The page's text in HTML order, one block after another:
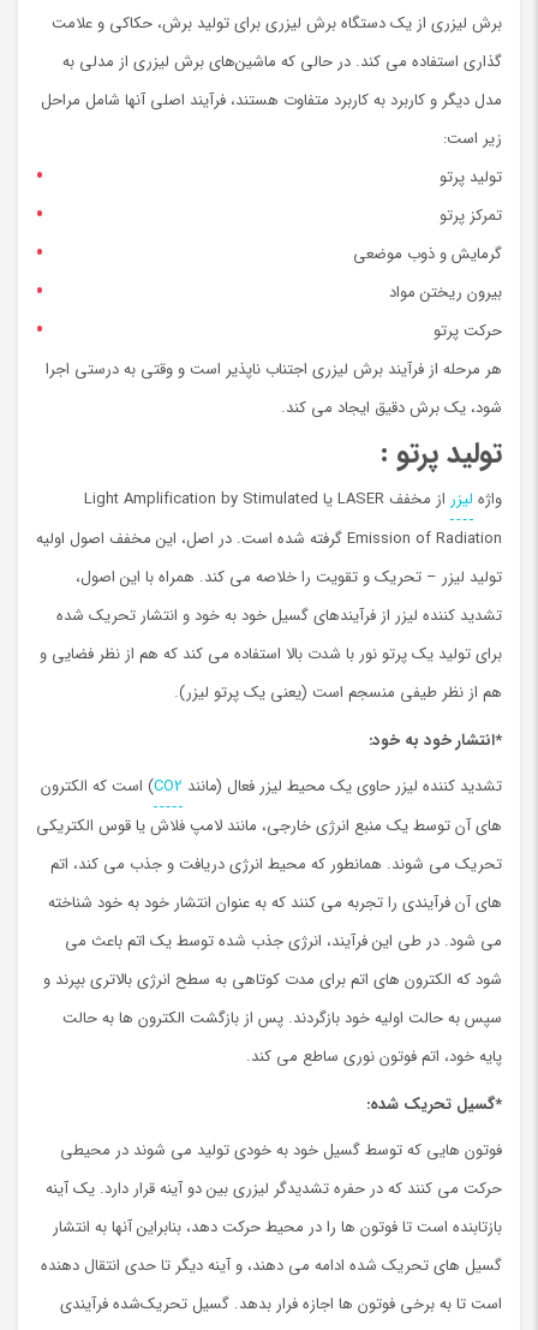
برش لیزری از یک دستگاه برش لیزری برای تولید برش، حکاکی و علامت
گذاری استفاده می کند. در حالی که ماشین‌های برش لیزری از مدلی به
مدل دیگر و کاربرد به کاربرد متفاوت هستند، فرآیند اصلی آنها شامل مراحل
زیر است:
تولید پرتو
تمرکز پرتو
گرمایش و ذوب موضعی
بیرون ریختن مواد
حرکت پرتو
هر مرحله از فرآیند برش لیزری اجتناب ناپذیر است و وقتی به درستی اجرا
شود، یک برش دقیق ایجاد می کند.
توليد پرتو :
واژه لیزر
از مخفف LASER یا Light Amplification by Stimulated
Emission of Radiation گرفته شده است. در اصل، این مخفف اصول اولیه
تولید لیزر – تحریک و تقویت را خلاصه می کند. همراه با این اصول،
تشدید کننده لیزر از فرآیندهای گسیل خود به خود و انتشار تحریک شده
برای تولید یک پرتو نور با شدت بالا استفاده می کند که هم از نظر فضایی و
هم از نظر طیفی منسجم است (یعنی یک پرتو لیزر).
*انتشار خود به خود:
تشدید کننده لیزر حاوی یک محیط لیزر فعال (مانند CO2) است که الکترون
های آن توسط یک منبع انرژی خارجی، مانند لامپ فلاش یا قوس الکتریکی
تحریک می شوند. همانطور که محیط انرژی دریافت و جذب می کند، اتم
های آن فرآیندی را تجربه می کنند که به عنوان انتشار خود به خود شناخته
می شود. در طی این فرآیند، انرژی جذب شده توسط یک اتم باعث می
شود که الکترون های اتم برای مدت کوتاهی به سطح انرژی بالاتری بپرند و
سپس به حالت اولیه خود بازگردند. پس از بازگشت الکترون ها به حالت
پایه خود، اتم فوتون نوری ساطع می کند.
*گسیل تحریک شده:
فوتون هایی که توسط گسیل خود به خودی تولید می شوند در محیطی
حرکت می کنند که در حفره تشدیدگر لیزری بین دو آینه قرار دارد. یک آینه
بازتابنده است تا فوتون ها را در محیط حرکت دهد، بنابراین آنها به انتشار
گسیل های تحریک شده ادامه می دهند، و آینه دیگر تا حدی انتقال دهنده
است تا به برخی فوتون ها اجازه فرار بدهد. گسیل تحریک‌شده فرآیندی